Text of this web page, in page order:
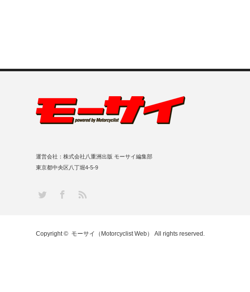
運営会社：株式会社八重洲出版 モーサイ編集部
東京都中央区八丁堀4-5-9
Twitter Facebook
RSS
Copyright © モーサイ（Motorcyclist Web） All rights reserved.